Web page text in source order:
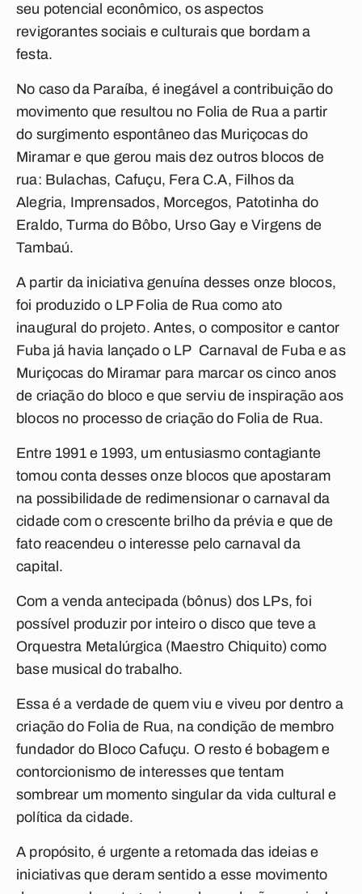
seu potencial econômico, os aspectos
revigorantes sociais e culturais que bordam a
festa.
No caso da Paraíba, é inegável a contribuição do
movimento que resultou no Folia de Rua a partir
do surgimento espontâneo das Muriçocas do
Miramar e que gerou mais dez outros blocos de
rua: Bulachas, Cafuçu, Fera C.A, Filhos da
Alegria, Imprensados, Morcegos, Patotinha do
Eraldo, Turma do Bôbo, Urso Gay e Virgens de
Tambaú.
A partir da iniciativa genuína desses onze blocos,
foi produzido o LP Folia de Rua como ato
inaugural do projeto. Antes, o compositor e cantor
Fuba já havia lançado o LP Carnaval de Fuba e as
Muriçocas do Miramar para marcar os cinco anos
de criação do bloco e que serviu de inspiração aos
blocos no processo de criação do Folia de Rua.
Entre 1991 e 1993, um entusiasmo contagiante
tomou conta desses onze blocos que apostaram
na possibilidade de redimensionar o carnaval da
cidade com o crescente brilho da prévia e que de
fato reacendeu o interesse pelo carnaval da
capital.
Com a venda antecipada (bônus) dos LPs, foi
possível produzir por inteiro o disco que teve a
Orquestra Metalúrgica (Maestro Chiquito) como
base musical do trabalho.
Essa é a verdade de quem viu e viveu por dentro a
criação do Folia de Rua, na condição de membro
fundador do Bloco Cafuçu. O resto é bobagem e
contorcionismo de interesses que tentam
sombrear um momento singular da vida cultural e
política da cidade.
A propósito, é urgente a retomada das ideias e
iniciativas que deram sentido a esse movimento